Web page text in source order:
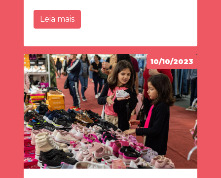
Leia mais
10/10/2023